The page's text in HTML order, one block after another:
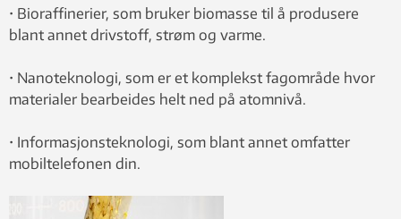
• Bioraffinerier, som bruker biomasse til å produsere
blant annet drivstoff, strøm og varme.
• Nanoteknologi, som er et komplekst fagområde hvor
materialer bearbeides helt ned på atomnivå.
• Informasjonsteknologi, som blant annet omfatter
mobiltelefonen din.